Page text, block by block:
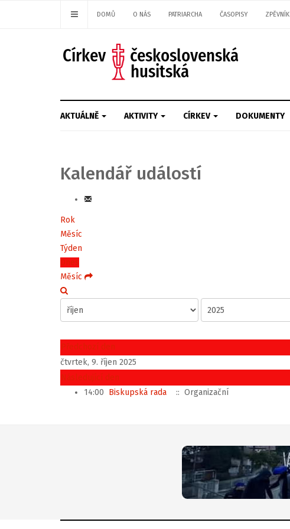
DOMŮ O NÁS PATRIARCHA ČASOPISY ZPĚVNÍK
AKTUÁLNĚ AKTIVITY CÍRKEV DOKUMENTY
Kalendář událostí
Rok
Měsíc
Týden
Dnes
Měsíc
Předchozí den
čtvrtek, 9. říjen 2025
Následující den
14:00 Biskupská rada :: Organizační